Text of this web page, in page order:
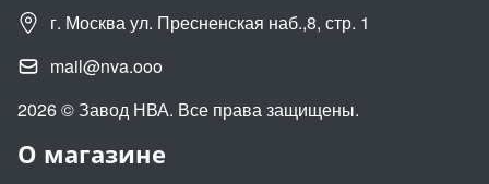
О магазине
г. Москва ул. Пресненская наб.,8, стр. 1
mail@nva.ooo
2026 © Завод НВА. Все права защищены.